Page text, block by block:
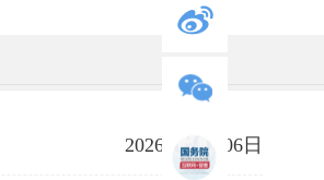
2026年05月06日